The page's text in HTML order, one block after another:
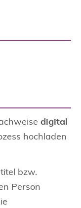
digital
hochladen
bzw.
Person